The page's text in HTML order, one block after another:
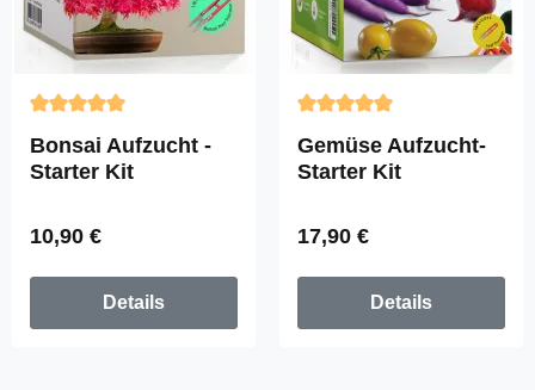
Durchschnittliche Bewertung von 5 von 5 Sternen
Bonsai Aufzucht -
Starter Kit
Regulärer Preis:
10,90 €
Details
Durchschnittliche
Gemüse Aufzucht-
Starter Kit
Regulärer Preis:
17,90 €
Details